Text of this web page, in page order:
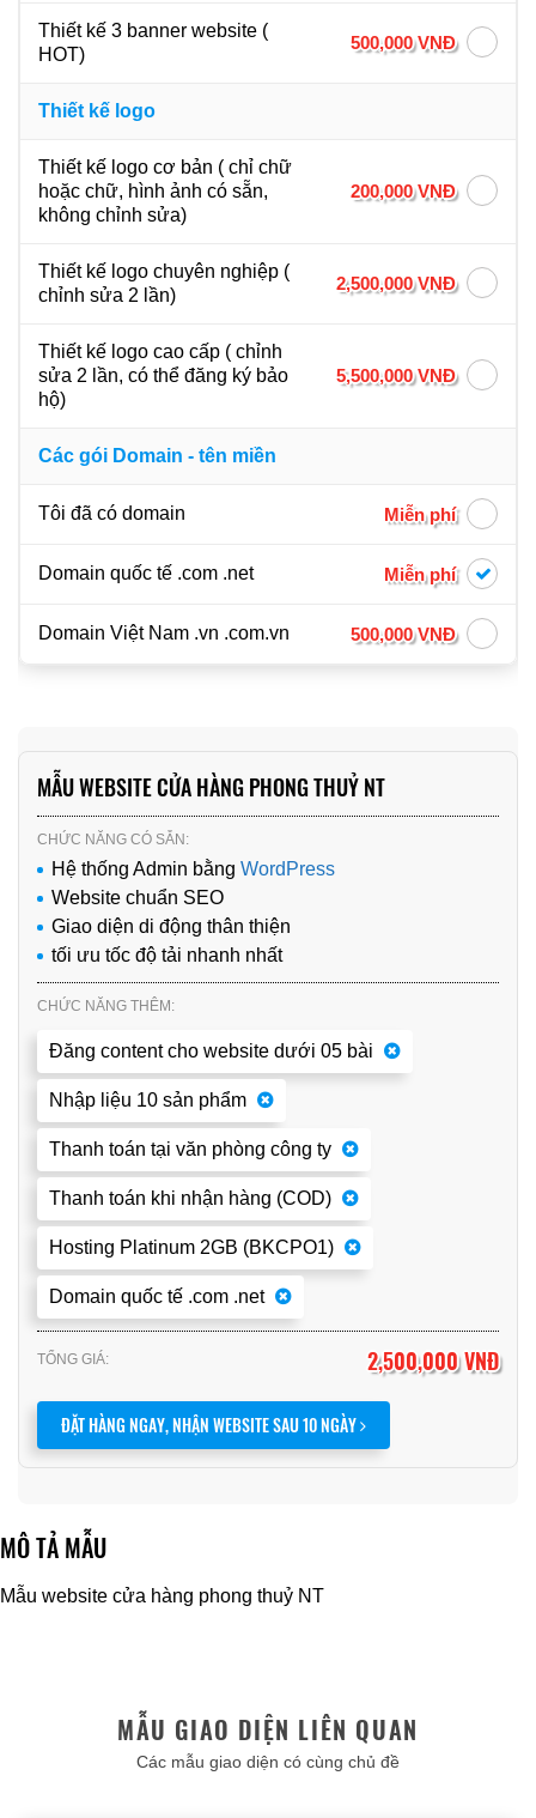
Thiết kế 3 banner website (
HOT)
500,000 VNĐ
Thiết kế logo
Thiết kế logo cơ bản ( chỉ chữ
hoặc chữ, hình ảnh có sẵn,
không chỉnh sửa)
200,000 VNĐ
Thiết kế logo chuyên nghiệp (
chỉnh sửa 2 lần)
2,500,000 VNĐ
Thiết kế logo cao cấp ( chỉnh
sửa 2 lần, có thể đăng ký bảo
hộ)
5,500,000 VNĐ
Các gói Domain - tên miền
Tôi đã có domain Miễn phí
Domain quốc tế .com .net Miễn phí
Domain Việt Nam .vn .com.vn 500,000 VNĐ
MẪU WEBSITE CỬA HÀNG PHONG THUỶ NT
CHỨC NĂNG CÓ SẴN:
Hệ thống Admin bằng WordPress
Website chuẩn SEO
Giao diện di động thân thiện
tối ưu tốc độ tải nhanh nhất
CHỨC NĂNG THÊM:
Đăng content cho website dưới 05 bài
Nhập liệu 10 sản phẩm
Thanh toán tại văn phòng công ty
Thanh toán khi nhận hàng (COD)
Hosting Platinum 2GB (BKCPO1)
Domain quốc tế .com .net
TỔNG GIÁ: 2,500,000 VNĐ
ĐẶT HÀNG NGAY, NHẬN WEBSITE SAU 10 NGÀY
MÔ TẢ MẪU
Mẫu website cửa hàng phong thuỷ NT
MẪU GIAO DIỆN LIÊN QUAN
Các mẫu giao diện có cùng chủ đề